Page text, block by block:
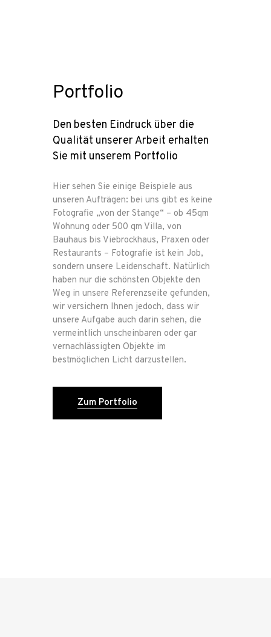
Portfolio
Den besten Eindruck über die
Qualität unserer Arbeit erhalten
Sie mit unserem Portfolio
Hier sehen Sie einige Beispiele aus
unseren Aufträgen: bei uns gibt es keine
Fotografie „von der Stange“ – ob 45qm
Wohnung oder 500 qm Villa, von
Bauhaus bis Viebrockhaus, Praxen oder
Restaurants – Fotografie ist kein Job,
sondern unsere Leidenschaft. Natürlich
haben nur die schönsten Objekte den
Weg in unsere Referenzseite gefunden,
wir versichern Ihnen jedoch, dass wir
unsere Aufgabe auch darin sehen, die
vermeintlich unscheinbaren oder gar
vernachlässigten Objekte im
bestmöglichen Licht darzustellen.
Zum Portfolio